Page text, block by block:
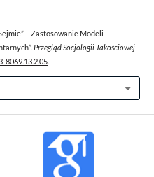
– Zastosowanie Modeli
Przegląd Socjologii Jakościowej
8069.13.2.05